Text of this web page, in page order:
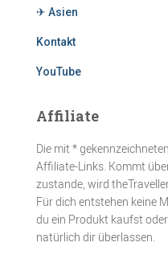
✈ Asien
Kontakt
YouTube
Affiliate
Die mit *
Affiliate-Links. Kommt
zustande, wird
Für dich entstehen keine
du ein Produkt kaufst
natürlich dir überlassen.